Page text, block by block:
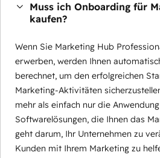
Muss ich Onboarding für
kaufen?
Wenn Sie Marketing Hub
erwerben, werden Ihnen
berechnet, um den erfolgreichen
Marketing-Aktivitäten
mehr als einfach nur die
Softwarelösungen, die Ihnen das
geht darum, Ihr Unternehmen zu
Kunden mit Ihrem Marketing zu